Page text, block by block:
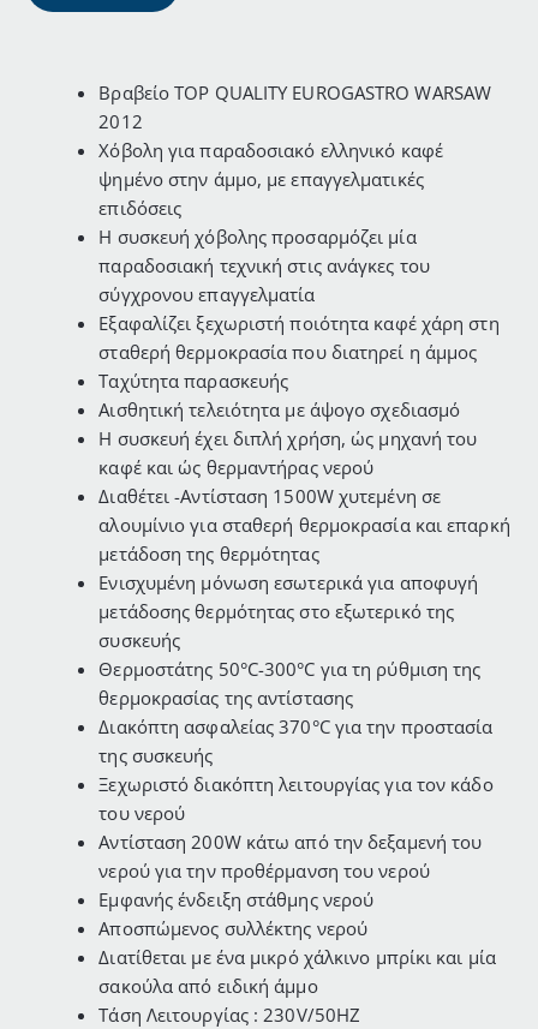
r
Βραβείο TOP QUALITY EUROGASTRO WARSAW
2012
Χόβολη για παραδοσιακό ελληνικό καφέ
ψημένο στην άμμο, με επαγγελματικές
επιδόσεις
Η συσκευή χόβολης προσαρμόζει μία
παραδοσιακή τεχνική στις ανάγκες του
σύγχρονου επαγγελματία
Εξαφαλίζει ξεχωριστή ποιότητα καφέ χάρη στη
σταθερή θερμοκρασία που διατηρεί η άμμος
Ταχύτητα παρασκευής
Αισθητική τελειότητα με άψογο σχεδιασμό
Η συσκευή έχει διπλή χρήση, ώς μηχανή του
καφέ και ώς θερμαντήρας νερού
Διαθέτει -Αντίσταση 1500W χυτεμένη σε
αλουμίνιο για σταθερή θερμοκρασία και επαρκή
μετάδοση της θερμότητας
Ενισχυμένη μόνωση εσωτερικά για αποφυγή
μετάδοσης θερμότητας στο εξωτερικό της
συσκευής
Θερμοστάτης 50°C-300°C για τη ρύθμιση της
θερμοκρασίας της αντίστασης
Διακόπτη ασφαλείας 370°C για την προστασία
της συσκευής
Ξεχωριστό διακόπτη λειτουργίας για τον κάδο
του νερού
Αντίσταση 200W κάτω από την δεξαμενή του
νερού για την προθέρμανση του νερού
Εμφανής ένδειξη στάθμης νερού
Αποσπώμενος συλλέκτης νερού
Διατίθεται με ένα μικρό χάλκινο μπρίκι και μία
σακούλα από ειδική άμμο
Τάση Λειτουργίας : 230V/50HZ